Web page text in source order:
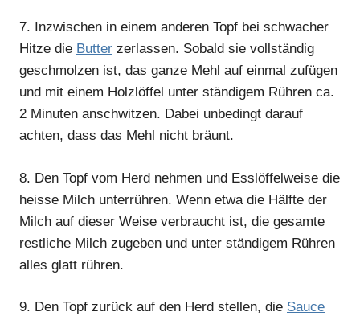
7. Inzwischen in einem anderen Topf bei schwacher
Hitze die Butter zerlassen. Sobald sie vollständig
geschmolzen ist, das ganze Mehl auf einmal zufügen
und mit einem Holzlöffel unter ständigem Rühren ca.
2 Minuten anschwitzen. Dabei unbedingt darauf
achten, dass das Mehl nicht bräunt.
8. Den Topf vom Herd nehmen und Esslöffelweise die
heisse Milch unterrühren. Wenn etwa die Hälfte der
Milch auf dieser Weise verbraucht ist, die gesamte
restliche Milch zugeben und unter ständigem Rühren
alles glatt rühren.
9. Den Topf zurück auf den Herd stellen, die Sauce